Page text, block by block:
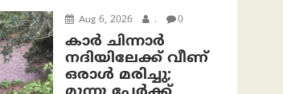
Aug 6, 2026 . 0
കാര്‍ ചിന്നാര്‍
നദിയിലേക്ക് വീണ്
ഒരാള്‍ മരിച്ചു;